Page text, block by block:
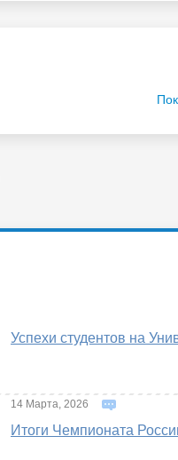
Успехи студентов на
14 Марта, 2026
Итоги Чемпионата